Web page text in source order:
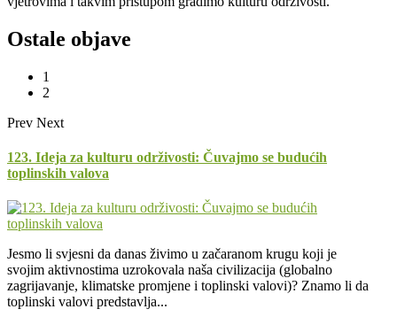
Ostale objave
1
2
Prev Next
123. Ideja za kulturu održivosti: Čuvajmo se budućih
toplinskih valova
Jesmo li svjesni da danas živimo u začaranom krugu koji je
svojim aktivnostima uzrokovala naša civilizacija (globalno
zagrijavanje, klimatske promjene i toplinski valovi)? Znamo li da
toplinski valovi predstavlja...